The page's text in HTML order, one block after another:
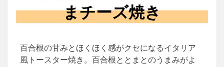
まチーズ焼き
百合根の甘みとほくほく感がクセになるイタリア
風トースター焼き。百合根ととまとのうまみがよ